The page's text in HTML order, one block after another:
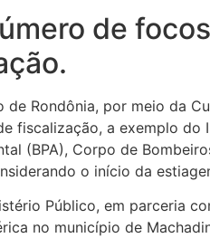
de
Rondônia, por meio da
fiscalização, a exemplo
(BPA), Corpo de
o início da
Público, em parceria
no município de